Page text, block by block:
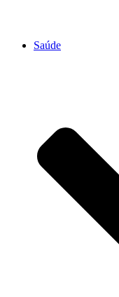
Saúde